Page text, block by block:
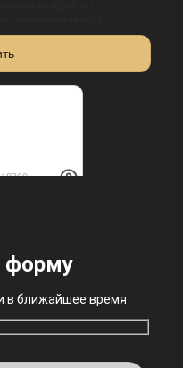
форму
в ближайшее время